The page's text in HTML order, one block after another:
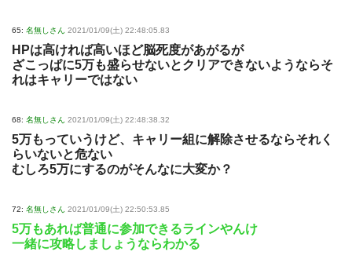
65: 名無しさん 2021/01/09(土) 22:48:05.83
HPは高ければ高いほど脳死度があがるが
ざこっぱに5万も盛らせないとクリアできないようならそ
れはキャリーではない
68: 名無しさん 2021/01/09(土) 22:48:38.32
5万もっていうけど、キャリー組に解除させるならそれく
らいないと危ない
むしろ5万にするのがそんなに大変か？
72: 名無しさん 2021/01/09(土) 22:50:53.85
5万もあれば普通に参加できるラインやんけ
一緒に攻略しましょうならわかる